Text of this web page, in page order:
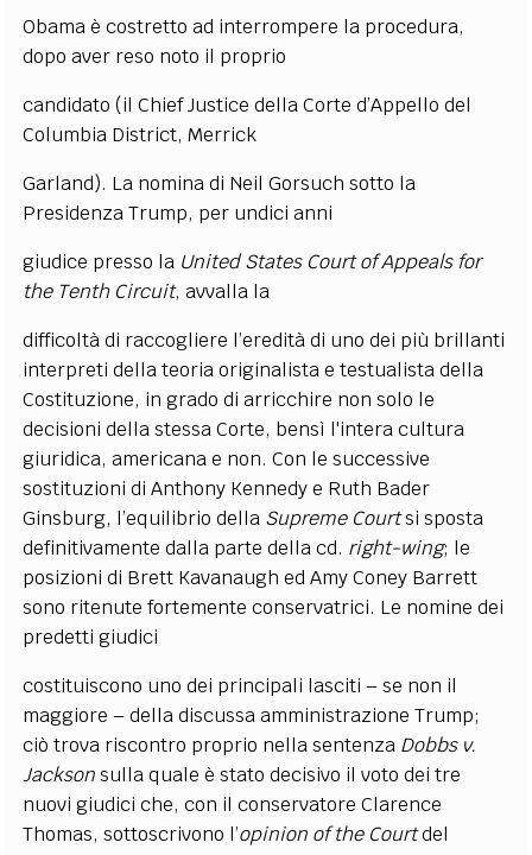
Obama è costretto ad interrompere la procedura,
dopo aver reso noto il proprio
candidato (il Chief Justice della Corte d’Appello del
Columbia District, Merrick
Garland). La nomina di Neil Gorsuch sotto la
Presidenza Trump, per undici anni
giudice presso la United States Court of Appeals for
the Tenth Circuit, avvalla la
difficoltà di raccogliere l’eredità di uno dei più brillanti
interpreti della teoria originalista e testualista della
Costituzione, in grado di arricchire non solo le
decisioni della stessa Corte, bensì l'intera cultura
giuridica, americana e non. Con le successive
sostituzioni di Anthony Kennedy e Ruth Bader
Ginsburg, l’equilibrio della Supreme Courtsi sposta
definitivamente dalla parte della cd. right-wing; le
posizioni di Brett Kavanaugh ed Amy Coney Barrett
sono ritenute fortemente conservatrici. Le nomine dei
predetti giudici
costituiscono uno dei principali lasciti – se non il
maggiore – della discussa amministrazione Trump;
ciò trova riscontro proprio nella sentenza Dobbs v.
Jacksonsulla quale è stato decisivo il voto dei tre
nuovi giudici che, con il conservatore Clarence
Thomas, sottoscrivono l’opinion of the Courtdel